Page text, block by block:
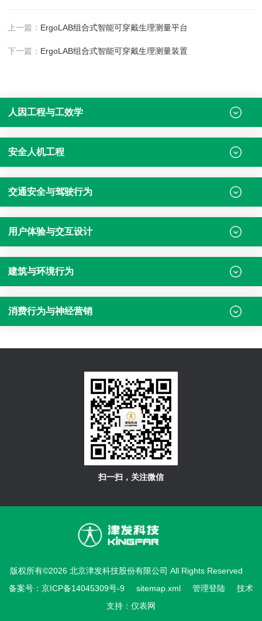
上一篇： ErgoLAB组合式智能可穿戴生理测量平台
下一篇： ErgoLAB组合式智能可穿戴生理测量装置
人因工程与工效学
安全人机工程
交通安全与驾驶行为
用户体验与交互设计
建筑与环境行为
消费行为与神经营销
扫一扫，关注微信
版权所有©2026 北京津发科技股份有限公司 All Rights Reserved
备案号：京ICP备14045309号-9
sitemap.xml 管理登陆技术
支持： 仪表网